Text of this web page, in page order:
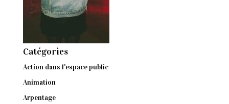
Catégories
Action dans l'espace public
Animation
Arpentage